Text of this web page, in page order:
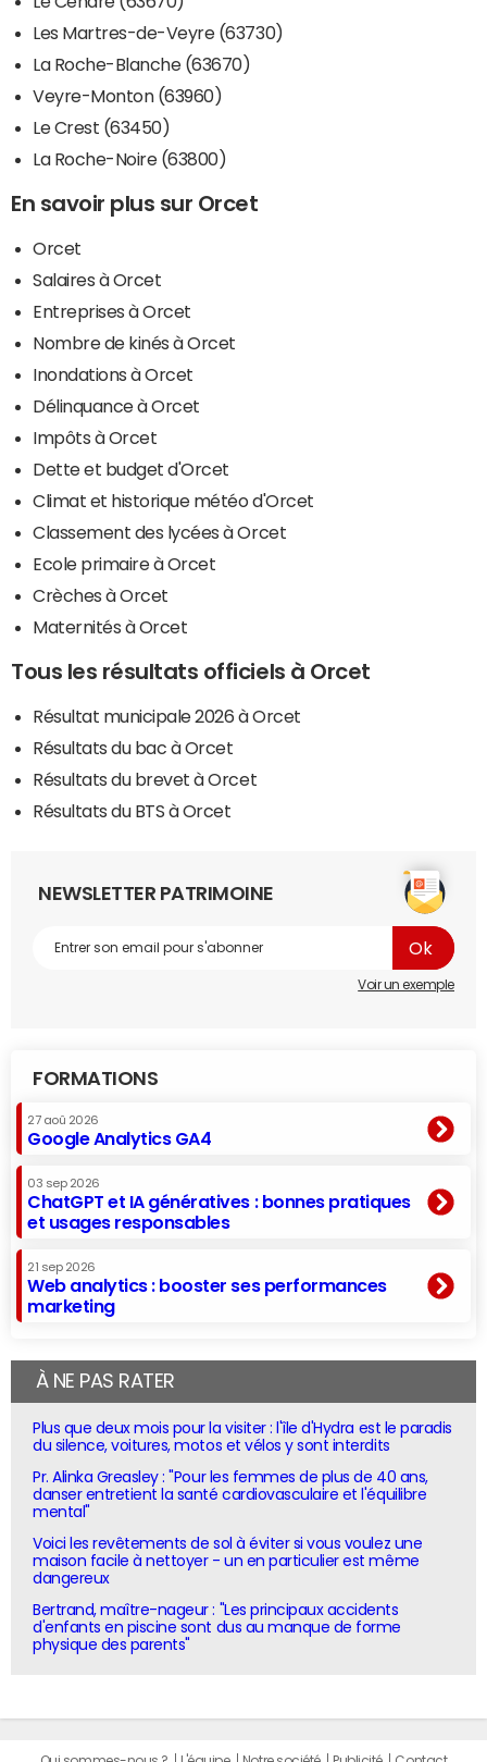
Les Martres-de-Veyre (63730)
La Roche-Blanche (63670)
Veyre-Monton (63960)
Le Crest (63450)
La Roche-Noire (63800)
En savoir plus sur Orcet
Orcet
Salaires à Orcet
Entreprises à Orcet
Nombre de kinés à Orcet
Inondations à Orcet
Délinquance à Orcet
Impôts à Orcet
Dette et budget d'Orcet
Climat et historique météo d'Orcet
Classement des lycées à Orcet
Ecole primaire à Orcet
Crèches à Orcet
Maternités à Orcet
Tous les résultats officiels à Orcet
Résultat municipale 2026 à Orcet
Résultats du bac à Orcet
Résultats du brevet à Orcet
Résultats du BTS à Orcet
NEWSLETTER PATRIMOINE
Voir un exemple
FORMATIONS
27 aoû 2026
Google Analytics GA4
03 sep 2026
ChatGPT et IA génératives : bonnes pratiques
et usages responsables
21 sep 2026
Web analytics : booster ses performances
marketing
À NE PAS RATER
Plus que deux mois pour la visiter : l'île d'Hydra est le paradis
du silence, voitures, motos et vélos y sont interdits
Pr. Alinka Greasley : "Pour les femmes de plus de 40 ans,
danser entretient la santé cardiovasculaire et l'équilibre
mental"
Voici les revêtements de sol à éviter si vous voulez une
maison facile à nettoyer - un en particulier est même
dangereux
Bertrand, maître-nageur : "Les principaux accidents
d'enfants en piscine sont dus au manque de forme
physique des parents"